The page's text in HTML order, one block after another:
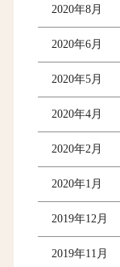
2020年8月
2020年6月
2020年5月
2020年4月
2020年2月
2020年1月
2019年12月
2019年11月